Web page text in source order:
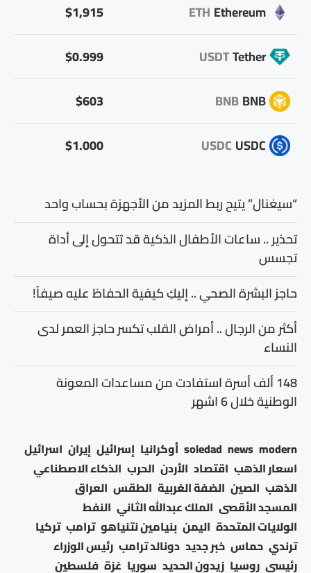
Ethereum
ETH
$1,915
Tether
USDT
$0.999
BNB
BNB
$603
USDC
USDC
$1.000
“سيغنال” يتيح ربط المزيد من الأجهزة بحساب واحد
تحذير .. ساعات الأطفال الذكية قد تتحول إلى أداة
تجسس
حاجز البشرة الصحي .. إليكِ كيفية الحفاظ عليه صيفاً!
أكثر من الرجال .. أمراض القلب تكسر حاجز العمر لدى
النساء
148 ألف أسرة استفادت من مساعدات المعونة
الوطنية خلال 6 اشهر
modern
news
soledad أوكرانيا إسرائيل إيران اسرائيل
اسعار الذهب اقتصاد الأردن الحرب الذكاء الاصطناعي
الذهب الصين الضفة الغربية الطقس العراق
المسجد الأقصى الملك عبدالله الثاني النفط
الولايات المتحدة اليمن بنيامين نتنياهو ترامب تركيا
ترندي حماس خبر جديد دونالد ترامب رئيس الوزراء
رئيسي روسيا زيدون الحديد سوريا غزة فلسطين